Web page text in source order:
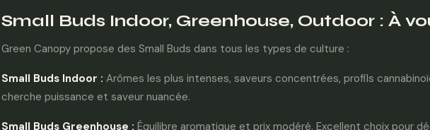
Small Buds Indoor, Greenhouse, Outdoor : À
Green Canopy propose des Small Buds dans tous les types de culture :
Small Buds Indoor : Arômes les plus intenses, saveurs concentrées, profils
cherche puissance et saveur nuancée.
Small Buds Greenhouse : Équilibre aromatique et prix modéré. Excellent choix pour